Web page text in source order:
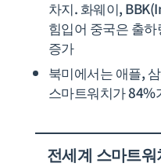
차지. 화웨이,
힘입어 중국은 출
증가
북미에서는 애플,
스마트워치가 84%
전세계 스마트